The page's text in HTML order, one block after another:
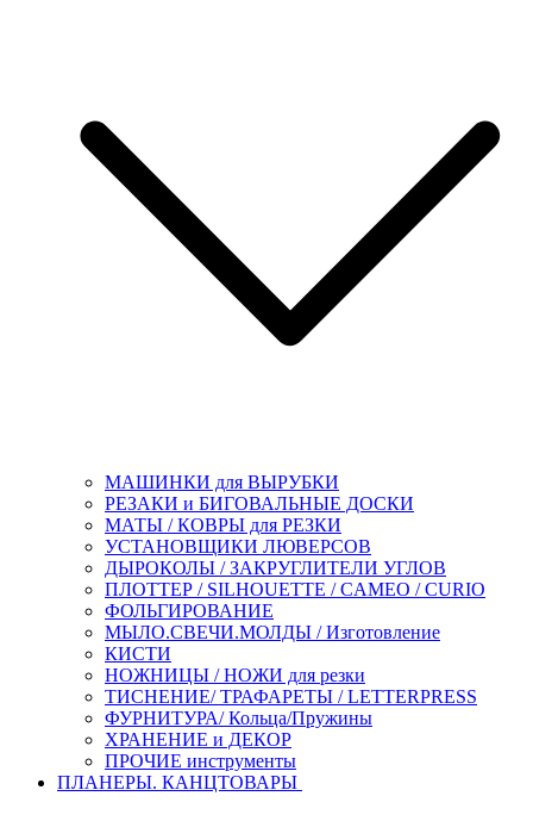
МАШИНКИ для ВЫРУБКИ
РЕЗАКИ и БИГОВАЛЬНЫЕ ДОСКИ
МАТЫ / КОВРЫ для РЕЗКИ
УСТАНОВЩИКИ ЛЮВЕРСОВ
ДЫРОКОЛЫ / ЗАКРУГЛИТЕЛИ УГЛОВ
ПЛОТТЕР / SILHOUETTE / CAMEO / CURIO
ФОЛЬГИРОВАНИЕ
МЫЛО.СВЕЧИ.МОЛДЫ / Изготовление
КИСТИ
НОЖНИЦЫ / НОЖИ для резки
ТИСНЕНИЕ/ ТРАФАРЕТЫ / LETTERPRESS
ФУРНИТУРА/ Кольца/Пружины
ХРАНЕНИЕ и ДЕКОР
ПРОЧИЕ инструменты
ПЛАНЕРЫ. КАНЦТОВАРЫ